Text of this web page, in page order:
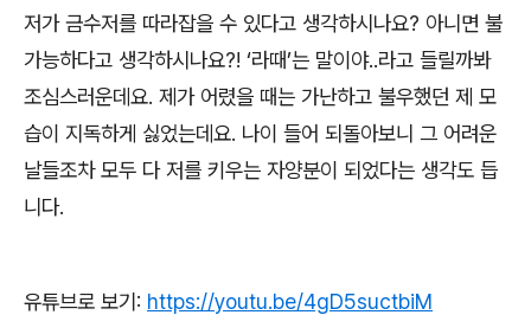
저가 금수저를 따라잡을 수 있다고 생각하시나요? 아니면 불
가능하다고 생각하시나요?! ‘라때’는 말이야..라고 들릴까봐
조심스러운데요. 제가 어렸을 때는 가난하고 불우했던 제 모
습이 지독하게 싫었는데요. 나이 들어 되돌아보니 그 어려운
날들조차 모두 다 저를 키우는 자양분이 되었다는 생각도 듭
니다.
유튜브로 보기 : https://youtu.be/4gD5suctbiM